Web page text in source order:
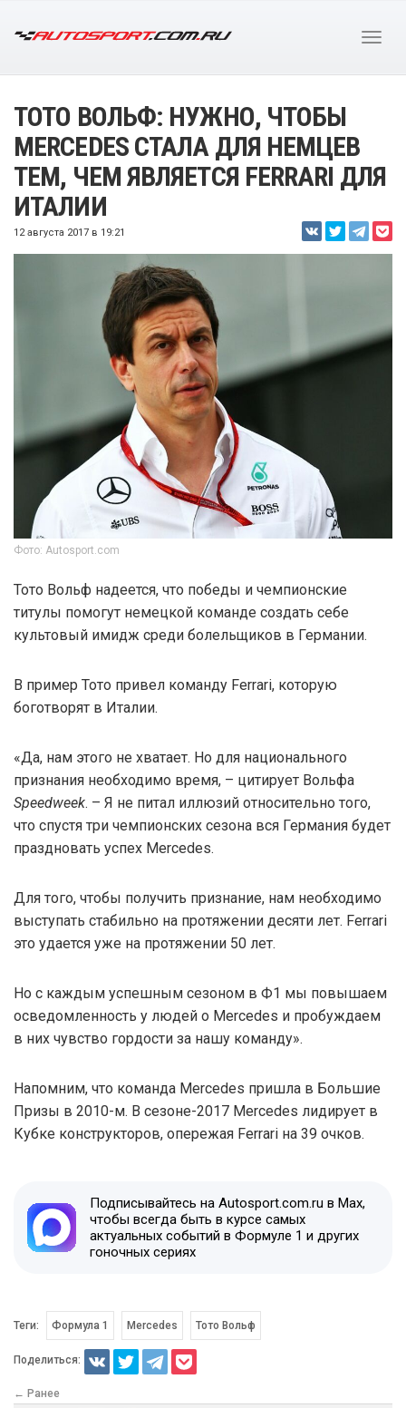
ТОТО ВОЛЬФ: НУЖНО, ЧТОБЫ
MERCEDES СТАЛА ДЛЯ НЕМЦЕВ
ТЕМ, ЧЕМ ЯВЛЯЕТСЯ FERRARI ДЛЯ
ИТАЛИИ
12 августа 2017 в 19:21
Фото: Autosport.com
Тото Вольф надеется, что победы и чемпионские
титулы помогут немецкой команде создать себе
культовый имидж среди болельщиков в Германии.
В пример Тото привел команду Ferrari, которую
боготворят в Италии.
«Да, нам этого не хватает. Но для национального
признания необходимо время, – цитирует Вольфа
Speedweek. – Я не питал иллюзий относительно того,
что спустя три чемпионских сезона вся Германия будет
праздновать успех Mercedes.
Для того, чтобы получить признание, нам необходимо
выступать стабильно на протяжении десяти лет. Ferrari
это удается уже на протяжении 50 лет.
Но с каждым успешным сезоном в Ф1 мы повышаем
осведомленность у людей о Mercedes и пробуждаем
в них чувство гордости за нашу команду».
Напомним, что команда Mercedes пришла в Большие
Призы в 2010-м. В сезоне-2017 Mercedes лидирует в
Кубке конструкторов, опережая Ferrari на 39 очков.
Подписывайтесь на Autosport.com.ru в Max,
чтобы всегда быть в курсе самых
актуальных событий в Формуле 1 и других
гоночных сериях
Теги: Формула 1 Mercedes Тото Вольф
Поделиться:
← Ранее